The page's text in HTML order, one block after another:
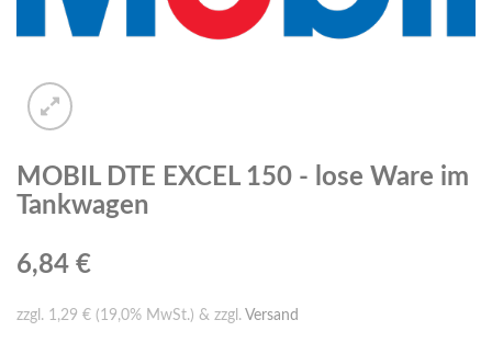
MOBIL DTE EXCEL 150 - lose Ware im
Tankwagen
6,84 €
zzgl. 1,29 € (19,0% MwSt.) & zzgl. Versand